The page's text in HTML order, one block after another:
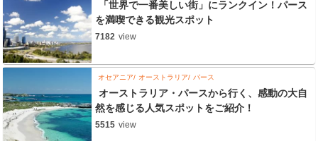
「世界で一番美しい街」にランクイン！パース
を満喫できる観光スポット
7182 view
オセアニア オーストラリア パース
オーストラリア・パースから行く、感動の大自
然を感じる人気スポットをご紹介！
5515 view